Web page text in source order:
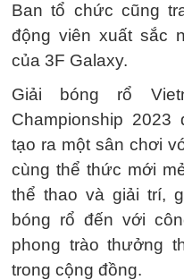
Ban tổ chức cũng
động viên xuất sắc
của 3F Galaxy.
Giải bóng rổ
Championship
tạo ra một sân chơi
cùng thể thức mới
thể thao và giải trí,
bóng rổ đến với
phong trào thưởng
trong cộng đồng.